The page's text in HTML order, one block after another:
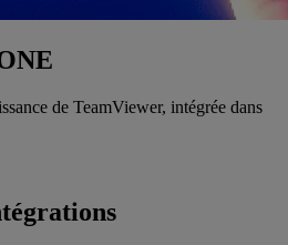
de TeamViewer, intégrée dans